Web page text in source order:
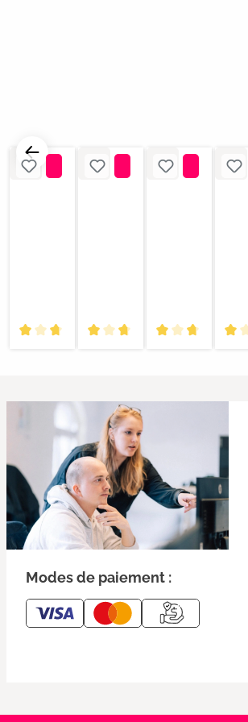
Modes de paiement :